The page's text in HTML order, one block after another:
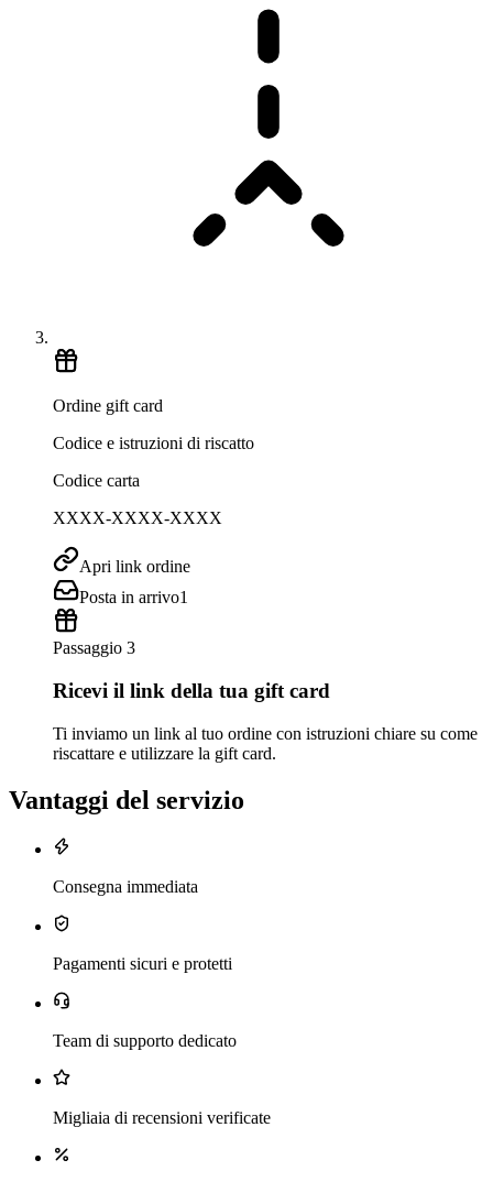
Ordine gift card
Codice e istruzioni di riscatto
Codice carta
XXXX-XXXX-XXXX
Apri link ordine
Posta in arrivo1
Passaggio 3
Ricevi il link della tua gift card
Ti inviamo un link al tuo ordine con istruzioni chiare su come
riscattare e utilizzare la gift card.
Vantaggi del servizio
Consegna immediata
Pagamenti sicuri e protetti
Team di supporto dedicato
Migliaia di recensioni verificate